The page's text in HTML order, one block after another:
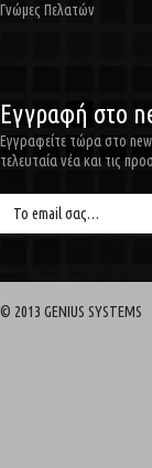
Γνώμες Πελατών
Εγγραφή στο
Εγγραφείτε τώρα στο
τελευταία νέα και τις
Το email σας…
© 2013 GENIUS SYSTEMS